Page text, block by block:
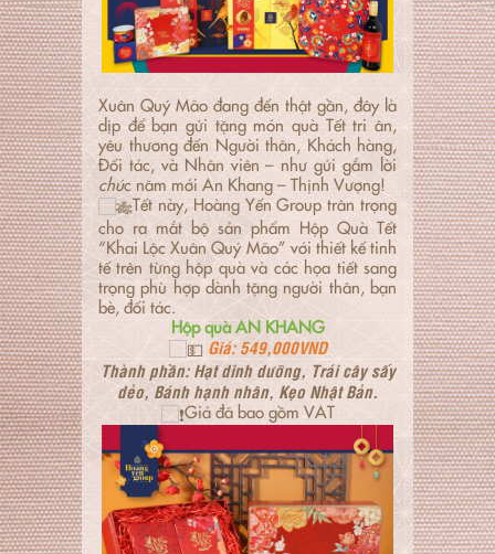
Xuân Quý Mão đang đến thật gần, đây là
dịp để bạn gửi tặng món quà Tết tri ân,
yêu thương đến Người thân, Khách hàng,
Đối tác, và Nhân viên – như gửi gắm lời
chúc năm mới An Khang – Thịnh Vượng!
Tết này, Hoàng Yến Group trân trọng
cho ra mắt bộ sản phẩm Hộp Quà Tết
“Khai Lộc Xuân Quý Mão” với thiết kế tinh
tế trên từng hộp quà và các họa tiết sang
trọng phù hợp dành tặng người thân, bạn
bè, đối tác.
Hộp quà AN KHANG
Giá: 549,000VND
Thành phần: Hạt dinh dưỡng, Trái cây sấy
dẻo, Bánh hạnh nhân, Kẹo Nhật Bản.
Giá đã bao gồm VAT